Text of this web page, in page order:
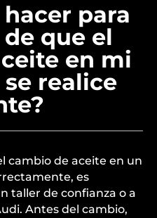
para
que el
en mi
realice
cambio de aceite en un
es
taller de confianza o a
Antes del cambio,